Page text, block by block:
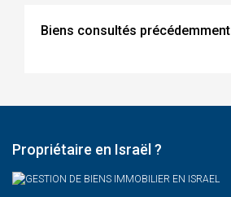
Biens consultés précédemment
Propriétaire en Israël ?